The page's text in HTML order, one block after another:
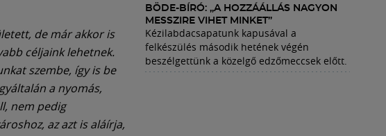
de már akkor is
céljaink lehetnek.
szembe, így is be
a nyomás,
nem pedig
az azt is aláírja,
BÖDE-BÍRÓ: „A HOZZÁÁLLÁS NAGYON
MESSZIRE VIHET MINKET”
Kézilabdacsapatunk kapusával a
felkészülés második hetének végén
beszélgettünk a közelgő edzőmeccsek előtt.